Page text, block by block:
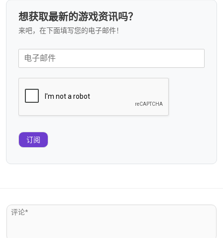
想获取最新的游戏资讯吗？
来吧，在下面填写您的电子邮件！
订阅